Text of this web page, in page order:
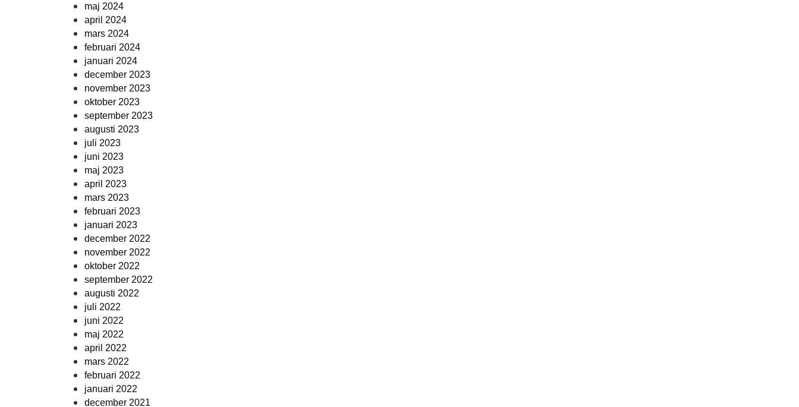
maj 2024
april 2024
mars 2024
februari 2024
januari 2024
december 2023
november 2023
oktober 2023
september 2023
augusti 2023
juli 2023
juni 2023
maj 2023
april 2023
mars 2023
februari 2023
januari 2023
december 2022
november 2022
oktober 2022
september 2022
augusti 2022
juli 2022
juni 2022
maj 2022
april 2022
mars 2022
februari 2022
januari 2022
december 2021